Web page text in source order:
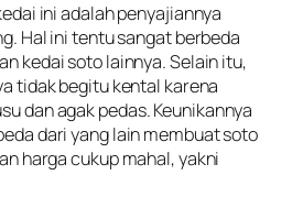
ini adalah penyajiannya
Hal ini tentu sangat berbeda
kedai soto lainnya. Selain itu,
tidak begitu kental karena
dan agak pedas. Keunikannya
dari yang lain membuat soto
harga cukup mahal, yakni